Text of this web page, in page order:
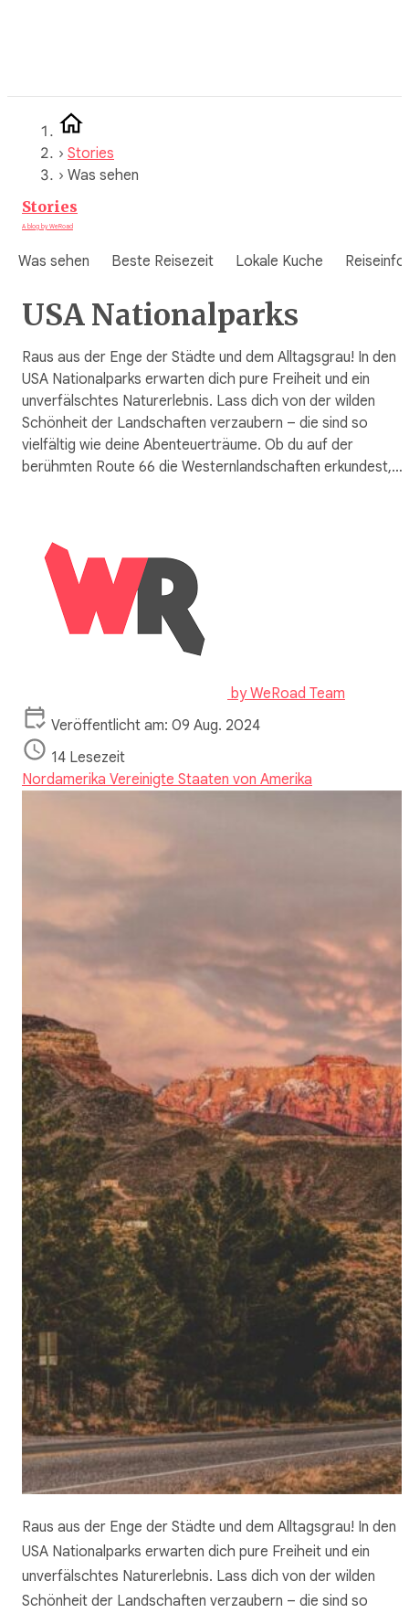
› Stories
› Was sehen
Stories
A blog by WeRoad
Was sehen Beste Reisezeit Lokale Kuche
USA Nationalparks
Raus aus der Enge der Städte und dem Alltagsgrau! In den
USA Nationalparks erwarten dich pure Freiheit und ein
unverfälschtes Naturerlebnis. Lass dich von der wilden
Schönheit der Landschaften verzaubern – die sind so
vielfältig wie deine Abenteuerträume. Ob du auf der
berühmten Route 66 die Westernlandschaften erkundest,…
byWeRoad Team
Veröffentlicht am: 09 Aug. 2024
14 Lesezeit
Nordamerika Vereinigte Staaten von Amerika
Raus aus der Enge der Städte und dem Alltagsgrau! In den
USA Nationalparks erwarten dich pure Freiheit und ein
unverfälschtes Naturerlebnis. Lass dich von der wilden
Schönheit der Landschaften verzaubern – die sind so